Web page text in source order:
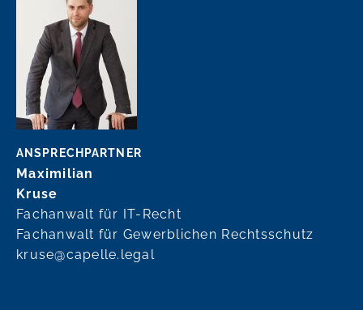
ANSPRECHPARTNER
Maximilian
Kruse
Fachanwalt für IT-Recht
Fachanwalt für Gewerblichen Rechtsschutz
kruse@capelle.legal